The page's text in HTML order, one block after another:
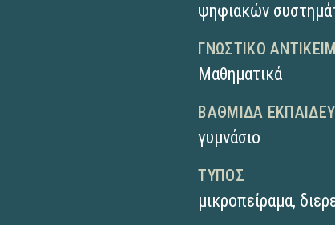
ψηφιακών
ΓΝΩΣΤΙΚΌ
Μαθηματικά
ΒΑΘΜΊΔΑ
γυμνάσιο
ΤΎΠΟΣ
μικροπείραμα,